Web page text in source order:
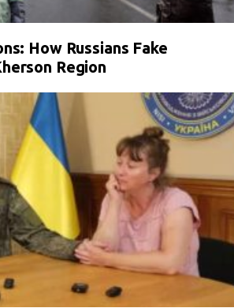
How Russians Fake
Region